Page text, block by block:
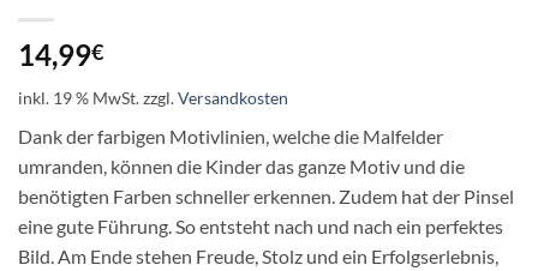
14,99€
inkl. 19 % MwSt.zzgl.Versandkosten
Dank der farbigen Motivlinien, welche die Malfelder
umranden, können die Kinder das ganze Motiv und die
benötigten Farben schneller erkennen. Zudem hat der Pinsel
eine gute Führung. So entsteht nach und nach ein perfektes
Bild. Am Ende stehen Freude, Stolz und ein Erfolgserlebnis,